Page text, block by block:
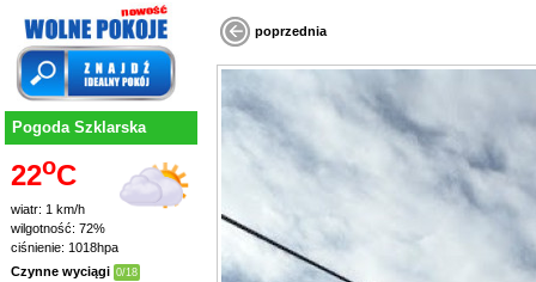
Pogoda Szklarska
22oC
wiatr: 1 km/h
wilgotność: 72%
ciśnienie: 1018hpa
Czynne wyciągi 0/18
poprzednia